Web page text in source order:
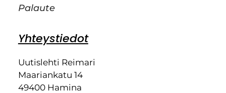
Palaute
Yhteystiedot
Uutislehti Reimari
Maariankatu 14
49400 Hamina